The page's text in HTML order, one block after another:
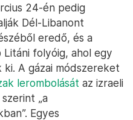
24-én pedig
Dél-Libanont
eredő, és a
folyóig, ahol egy
A gázai módszereket
lerombolását az izraeli
„a
Egyes